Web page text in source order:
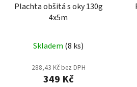
Plachta obšitá s oky 130g
4x5m
Skladem (8 ks)
288,43 Kč bez DPH
349 Kč